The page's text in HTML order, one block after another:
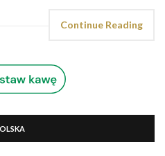
Continue Reading